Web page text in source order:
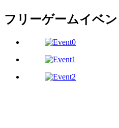
フリーゲームイベン